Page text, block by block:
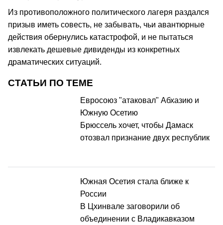
Из противоположного политического лагеря раздался
призыв иметь совесть, не забывать, чьи авантюрные
действия обернулись катастрофой, и не пытаться
извлекать дешевые дивиденды из конкретных
драматических ситуаций.
СТАТЬИ ПО ТЕМЕ
Евросоюз "атаковал" Абхазию и
Южную Осетию
Брюссель хочет, чтобы Дамаск
отозвал признание двух республик
Южная Осетия стала ближе к
России
В Цхинвале заговорили об
объединении с Владикавказом